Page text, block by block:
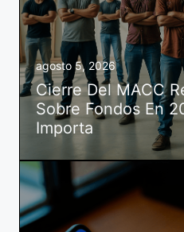
agosto 5, 2026
Cierre Del MACC
Sobre Fondos En
Importa